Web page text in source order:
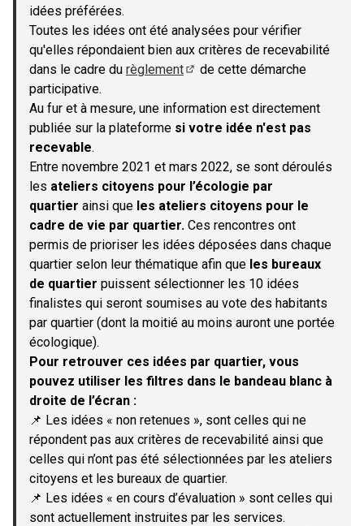
idées préférées.
Toutes les idées ont été analysées pour vérifier
qu'elles répondaient bien aux critères de recevabilité
dans le cadre du règlement
de cette démarche
participative.
Au fur et à mesure, une information est directement
publiée sur la plateforme si votre idée n'est pas
recevable.
Entre novembre 2021 et mars 2022, se sont déroulés
les ateliers citoyens pour l’écologie par
quartier ainsi que les ateliers citoyens pour le
cadre de vie par quartier. Ces rencontres ont
permis de prioriser les idées déposées dans chaque
quartier selon leur thématique afin que les bureaux
de quartier puissent sélectionner les 10 idées
finalistes qui seront soumises au vote des habitants
par quartier (dont la moitié au moins auront une portée
écologique).
Pour retrouver ces idées par quartier, vous
pouvez utiliser les filtres dans le bandeau blanc à
droite de l’écran :
📌 Les idées « non retenues », sont celles qui ne
répondent pas aux critères de recevabilité ainsi que
celles qui n’ont pas été sélectionnées par les ateliers
citoyens et les bureaux de quartier.
📌 Les idées « en cours d’évaluation » sont celles qui
sont actuellement instruites par les services.